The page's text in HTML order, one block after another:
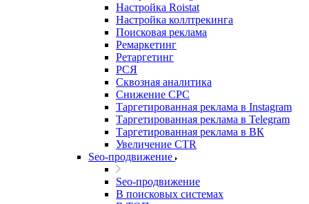
Настройка Roistat
Настройка коллтрекинга
Поисковая реклама
Ремаркетинг
Ретаргетинг
РСЯ
Сквозная аналитика
Снижение CPC
Таргетированная реклама в Instagram
Таргетированная реклама в Telegram
Таргетированная реклама в ВК
Увеличение CTR
Seo-продвижение
Seo-продвижение
В поисковых системах